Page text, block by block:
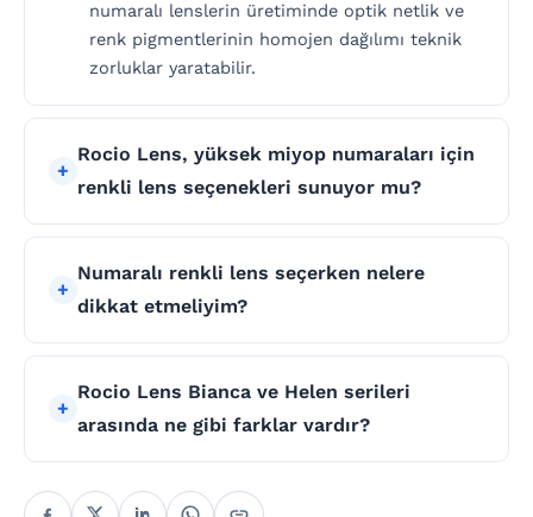
numaralı lenslerin üretiminde optik netlik ve
renk pigmentlerinin homojen dağılımı teknik
zorluklar yaratabilir.
Rocio Lens, yüksek miyop numaraları için
renkli lens seçenekleri sunuyor mu?
Numaralı renkli lens seçerken nelere
dikkat etmeliyim?
Rocio Lens Bianca ve Helen serileri
arasında ne gibi farklar vardır?